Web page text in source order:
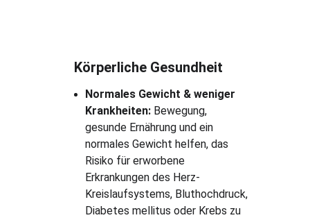
Körperliche Gesundheit
Normales Gewicht & weniger
Krankheiten: Bewegung,
gesunde Ernährung und ein
normales Gewicht helfen, das
Risiko für erworbene
Erkrankungen des Herz-
Kreislaufsystems, Bluthochdruck,
Diabetes mellitus oder Krebs zu